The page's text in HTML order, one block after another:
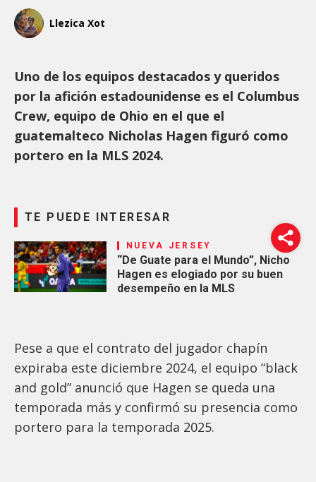
Llezica Xot
Uno de los equipos destacados y queridos
por la afición estadounidense es el Columbus
Crew, equipo de Ohio en el que el
guatemalteco Nicholas Hagen figuró como
portero en la MLS 2024.
TE PUEDE INTERESAR
NUEVA JERSEY
“De Guate para el Mundo”, Nicho
Hagen es elogiado por su buen
desempeño en la MLS
Pese a que el contrato del jugador chapín
expiraba este diciembre 2024, el equipo “black
and gold” anunció que Hagen se queda una
temporada más y confirmó su presencia como
portero para la temporada 2025.